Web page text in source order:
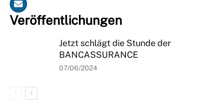
Veröffentlichungen
Jetzt schlägt die Stunde der
BANCASSURANCE
07/06/2024